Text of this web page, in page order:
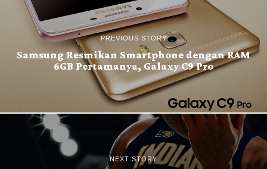
PREVIOUS STORY
Samsung Resmikan Smartphone dengan RAM
6GB Pertamanya, Galaxy C9 Pro
NEXT STORY